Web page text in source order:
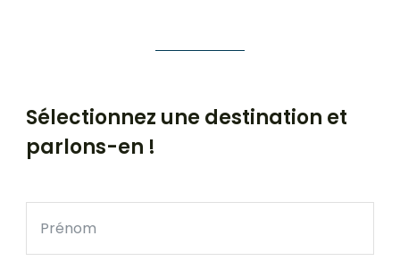
Sélectionnez une destination et
parlons-en !